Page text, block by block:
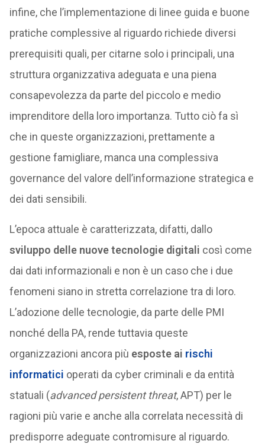
infine, che l’implementazione di linee guida e buone
pratiche complessive al riguardo richiede diversi
prerequisiti quali, per citarne solo i principali, una
struttura organizzativa adeguata e una piena
consapevolezza da parte del piccolo e medio
imprenditore della loro importanza. Tutto ciò fa sì
che in queste organizzazioni, prettamente a
gestione famigliare, manca una complessiva
governance del valore dell’informazione strategica e
dei dati sensibili.
L’epoca attuale è caratterizzata, difatti, dallo
sviluppo delle nuove tecnologie digitali così come
dai dati informazionali e non è un caso che i due
fenomeni siano in stretta correlazione tra di loro.
L’adozione delle tecnologie, da parte delle PMI
nonché della PA, rende tuttavia queste
organizzazioni ancora più esposte ai rischi
informatici operati da cyber criminali e da entità
statuali (advanced persistent threat, APT) per le
ragioni più varie e anche alla correlata necessità di
predisporre adeguate contromisure al riguardo.